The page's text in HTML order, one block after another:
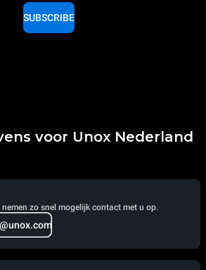
SUBSCRIBE
voor Unox Nederland
zo snel mogelijk contact met u op.